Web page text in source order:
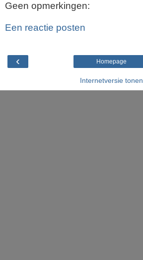
Geen opmerkingen:
Een reactie posten
‹ Homepage
Internetversie tonen